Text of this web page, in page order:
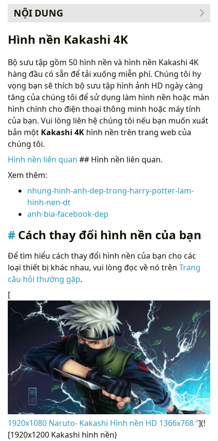
NỘI DUNG
Hình nền Kakashi 4K
Bộ sưu tập gồm 50 hình nền và hình nền Kakashi 4K
hàng đầu có sẵn để tải xuống miễn phí. Chúng tôi hy
vọng bạn sẽ thích bộ sưu tập hình ảnh HD ngày càng
tăng của chúng tôi để sử dụng làm hình nền hoặc màn
hình chính cho điện thoại thông minh hoặc máy tính
của bạn. Vui lòng liên hệ chúng tôi nếu bạn muốn xuất
bản một Kakashi 4K hình nền trên trang web của
chúng tôi.
Hình nền liên quan ## Hình nền liên quan.
Xem thêm:
nhung-hinh-anh-dep-trong-harry-potter-lam-
hinh-nen-dt
anh-bia-facebook-dep
Cách thay đổi hình nền của bạn
Để tìm hiểu cách thay đổi hình nền của bạn cho các
loại thiết bị khác nhau, vui lòng đọc về nó trên Trang
câu hỏi thường gặp.
[
1920x1080 Naruto- Kakashi Hình nền HD 1366x768 “](!
[1920x1200 Kakashi hình nền)